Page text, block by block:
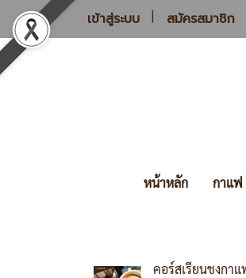
เข้าสู่ระบบ สมัครสมาชิก
หน้าหลัก กาแฟ
คอร์สเรียนชงกา